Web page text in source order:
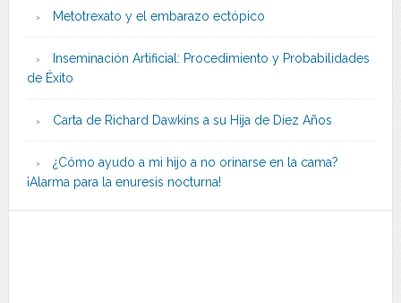
Metotrexato y el embarazo ectópico
Inseminación Artificial: Procedimiento y Probabilidades
de Éxito
Carta de Richard Dawkins a su Hija de Diez Años
¿Cómo ayudo a mi hijo a no orinarse en la cama?
¡Alarma para la enuresis nocturna!